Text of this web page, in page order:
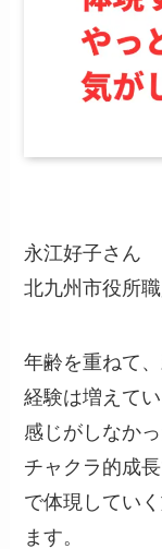
永江好子さん
北九州市役所
年齢を重ねて
経験は増えて
感じがしなかっ
チャクラ的成
で体現してい
ます。